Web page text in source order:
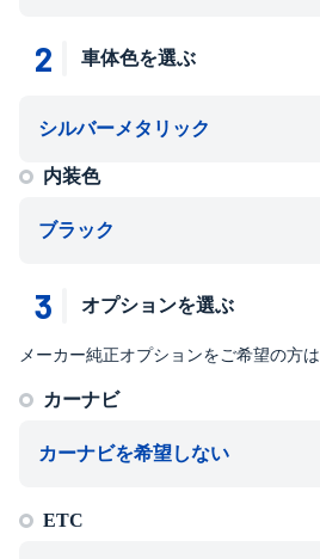
2 車体色を選ぶ
シルバーメタリック
内装色
ブラック
3 オプションを選ぶ
メーカー純正オプションをご希望の方は
カーナビ
カーナビを希望しない
ETC